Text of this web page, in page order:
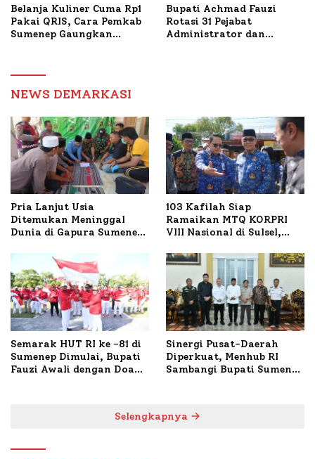
Belanja Kuliner Cuma Rp1
Pakai QRIS, Cara Pemkab
Sumenep Gaungkan
Bupati Achmad Fauzi
Rotasi 31 Pejabat
Administrator dan
NEWS DEMARKASI
Pria Lanjut Usia
Ditemukan Meninggal
Dunia di Gapura Sumenep,
103 Kafilah Siap
Ramaikan MTQ KORPRI
VIII Nasional di Sulsel,
Semarak HUT RI ke -81 di
Sumenep Dimulai, Bupati
Fauzi Awali dengan Doa
Sinergi Pusat-Daerah
Diperkuat, Menhub RI
Sambangi Bupati Sumenep
Selengkapnya